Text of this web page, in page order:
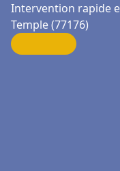
Intervention rapide
Temple (77176)